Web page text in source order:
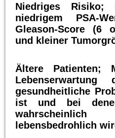
Niedriges Risiko;
niedrigem PSA-
Gleason-Score (6
und kleiner
Ältere Patienten;
Lebenserwartung
gesundheitliche
ist und bei
lebensbedrohlich